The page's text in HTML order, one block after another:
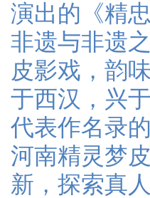
演出的《精
非遗与非遗
皮影戏，韵
于西汉，兴
代表作名录
河南精灵梦
新，探索真